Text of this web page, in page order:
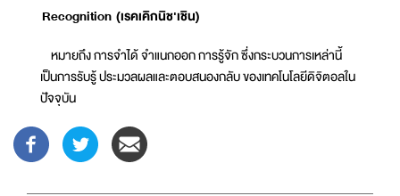
Recognition (เรคเคิกนิช'เชิน)
หมายถึง การจำได้ จำแนกออก การรู้จัก ซึ่งกระบวนการเหล่านี้
เป็นการรับรู้ ประมวลผลและตอบสนองกลับ ของเทคโนโลยีดิจิตอลใน
ปัจจุบัน